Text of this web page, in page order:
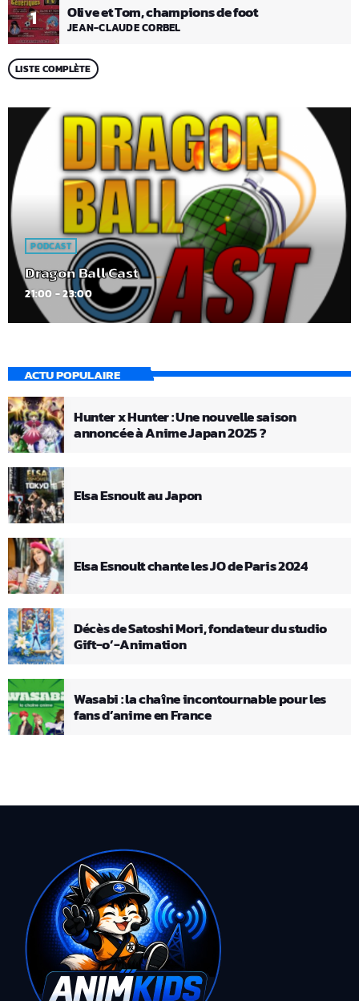
1 Olive et Tom, champions de foot
JEAN-CLAUDE CORBEL
LISTE COMPLÈTE
PODCAST
Dragon Ball Cast
21:00 - 23:00
ACTU POPULAIRE
Hunter x Hunter : Une nouvelle saison
annoncée à Anime Japan 2025 ?
Elsa Esnoult au Japon
Elsa Esnoult chante les JO de Paris 2024
Décès de Satoshi Mori, fondateur du studio
Gift-o’-Animation
Wasabi : la chaîne incontournable pour les
fans d’anime en France